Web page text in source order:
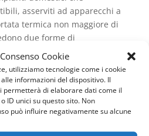
Cookie
utilizziamo tecnologie come i cookie
informazioni del dispositivo. Il
permetterà di elaborare dati come il
ID unici su questo sito. Non
può influire negativamente su alcune
asserviti ad apparecchi a
termica non maggiore di
due forme di
la condensa che
che elimina la
dal sistema di scarico
al fatto che ci si riferisce,
Zone adiacenti Metro C
uso abitativo, riguardo al
non sono necessari